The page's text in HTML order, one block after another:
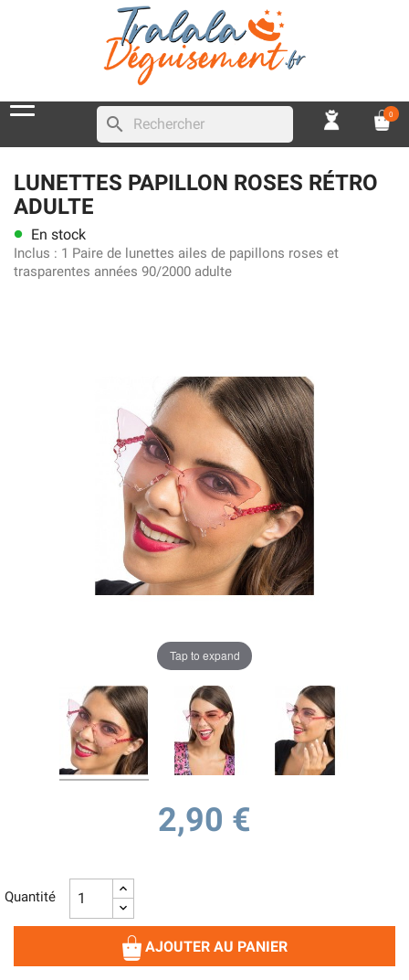
search 0
LUNETTES PAPILLON ROSES RÉTRO
ADULTE
lens En stock
Inclus : 1 Paire de lunettes ailes de papillons roses et
trasparentes années 90/2000 adulte
Tap to expand
2,90 €
Quantité
AJOUTER AU PANIER